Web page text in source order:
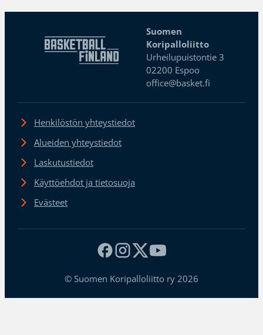
Suomen
Koripalloliitto
Urheilupuistontie 3
02200 Espoo
office@basket.fi
Henkilöstön yhteystiedot
Alueiden yhteystiedot
Laskutustiedot
Käyttöehdot ja tietosuoja
Evästeet
© Suomen Koripalloliitto ry 2026